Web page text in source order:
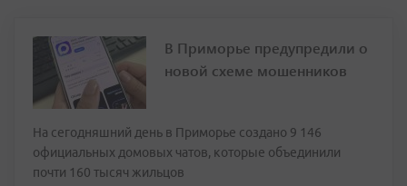
В Приморье предупредили о
новой схеме мошенников
На сегодняшний день в Приморье создано 9 146
официальных домовых чатов, которые объединили
почти 160 тысяч жильцов